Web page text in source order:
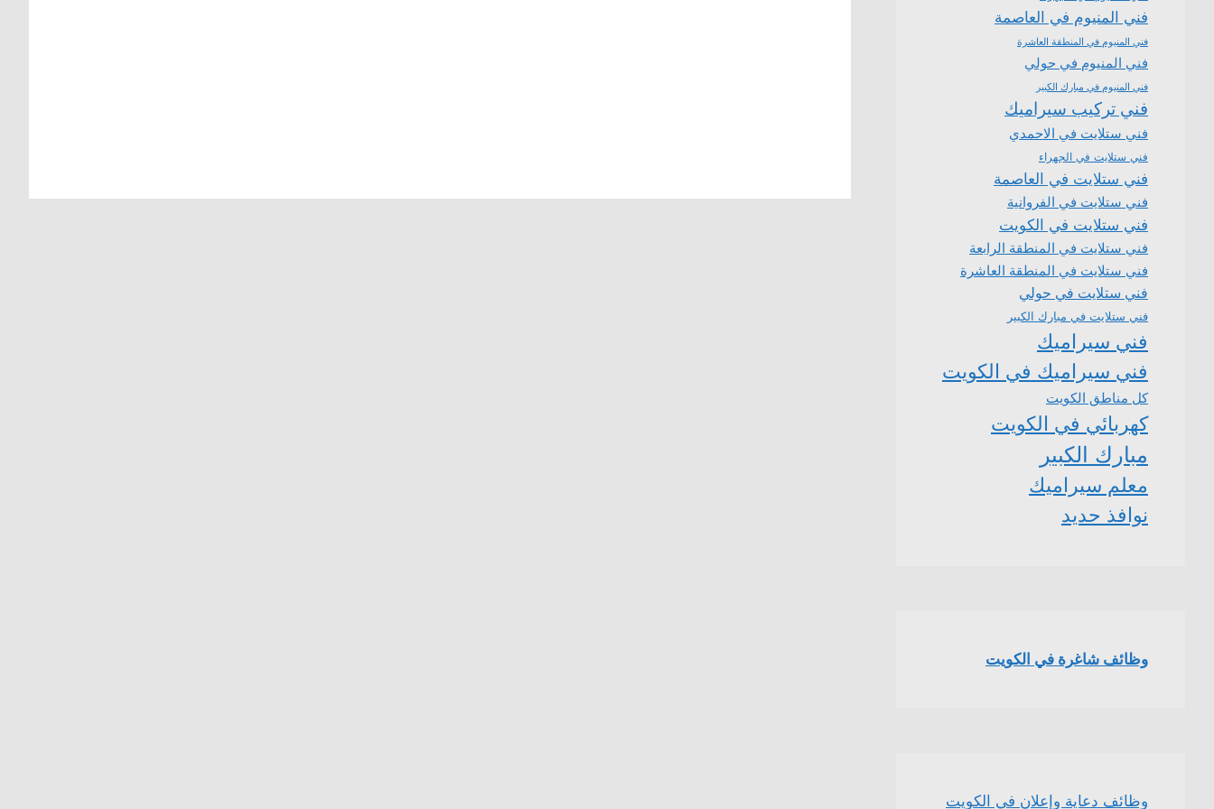
فني المنيوم في العاصمة
فني المنيوم في المنطقة العاشرة
فني المنيوم في حولي
فني المنيوم في مبارك الكبير
فني تركيب سيراميك
فني ستلايت في الاحمدي
فني ستلايت في الجهراء
فني ستلايت في العاصمة
فني ستلايت في الفروانية
فني ستلايت في الكويت
فني ستلايت في المنطقة الرابعة
فني ستلايت في المنطقة العاشرة
فني ستلايت في حولي
فني ستلايت في مبارك الكبير
فني سيراميك
فني سيراميك في الكويت
كل مناطق الكويت
كهربائي في الكويت
مبارك الكبير
معلم سيراميك
نوافذ حديد
وظائف شاغرة في الكويت
وظائف دعاية وإعلان في الكويت